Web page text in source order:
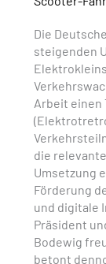
Die
steigenden
Arbeit einen
die
Umsetzung
Förderung
und digitale
Präsident
Bodewig
betont